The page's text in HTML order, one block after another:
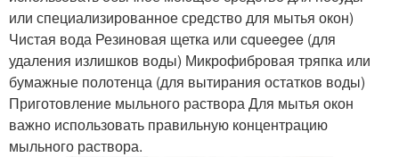
или специализированное средство для мытья окон)
Чистая вода Резиновая щетка или сqueegee (для
удаления излишков воды) Микрофибровая тряпка или
бумажные полотенца (для вытирания остатков воды)
Приготовление мыльного раствора Для мытья окон
важно использовать правильную концентрацию
мыльного раствора.